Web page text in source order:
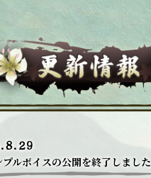
プルボイスの公開を終了しました